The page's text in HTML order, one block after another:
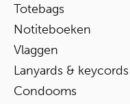
Totebags
Notiteboeken
Vlaggen
Lanyards & keycords
Condooms